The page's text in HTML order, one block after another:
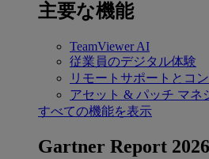
主要な機能
TeamViewer AI
従業員のデジタル体験
リモートサポートとコ
アセット & パッチ マネ
すべての機能を表示
Gartner Report 2026